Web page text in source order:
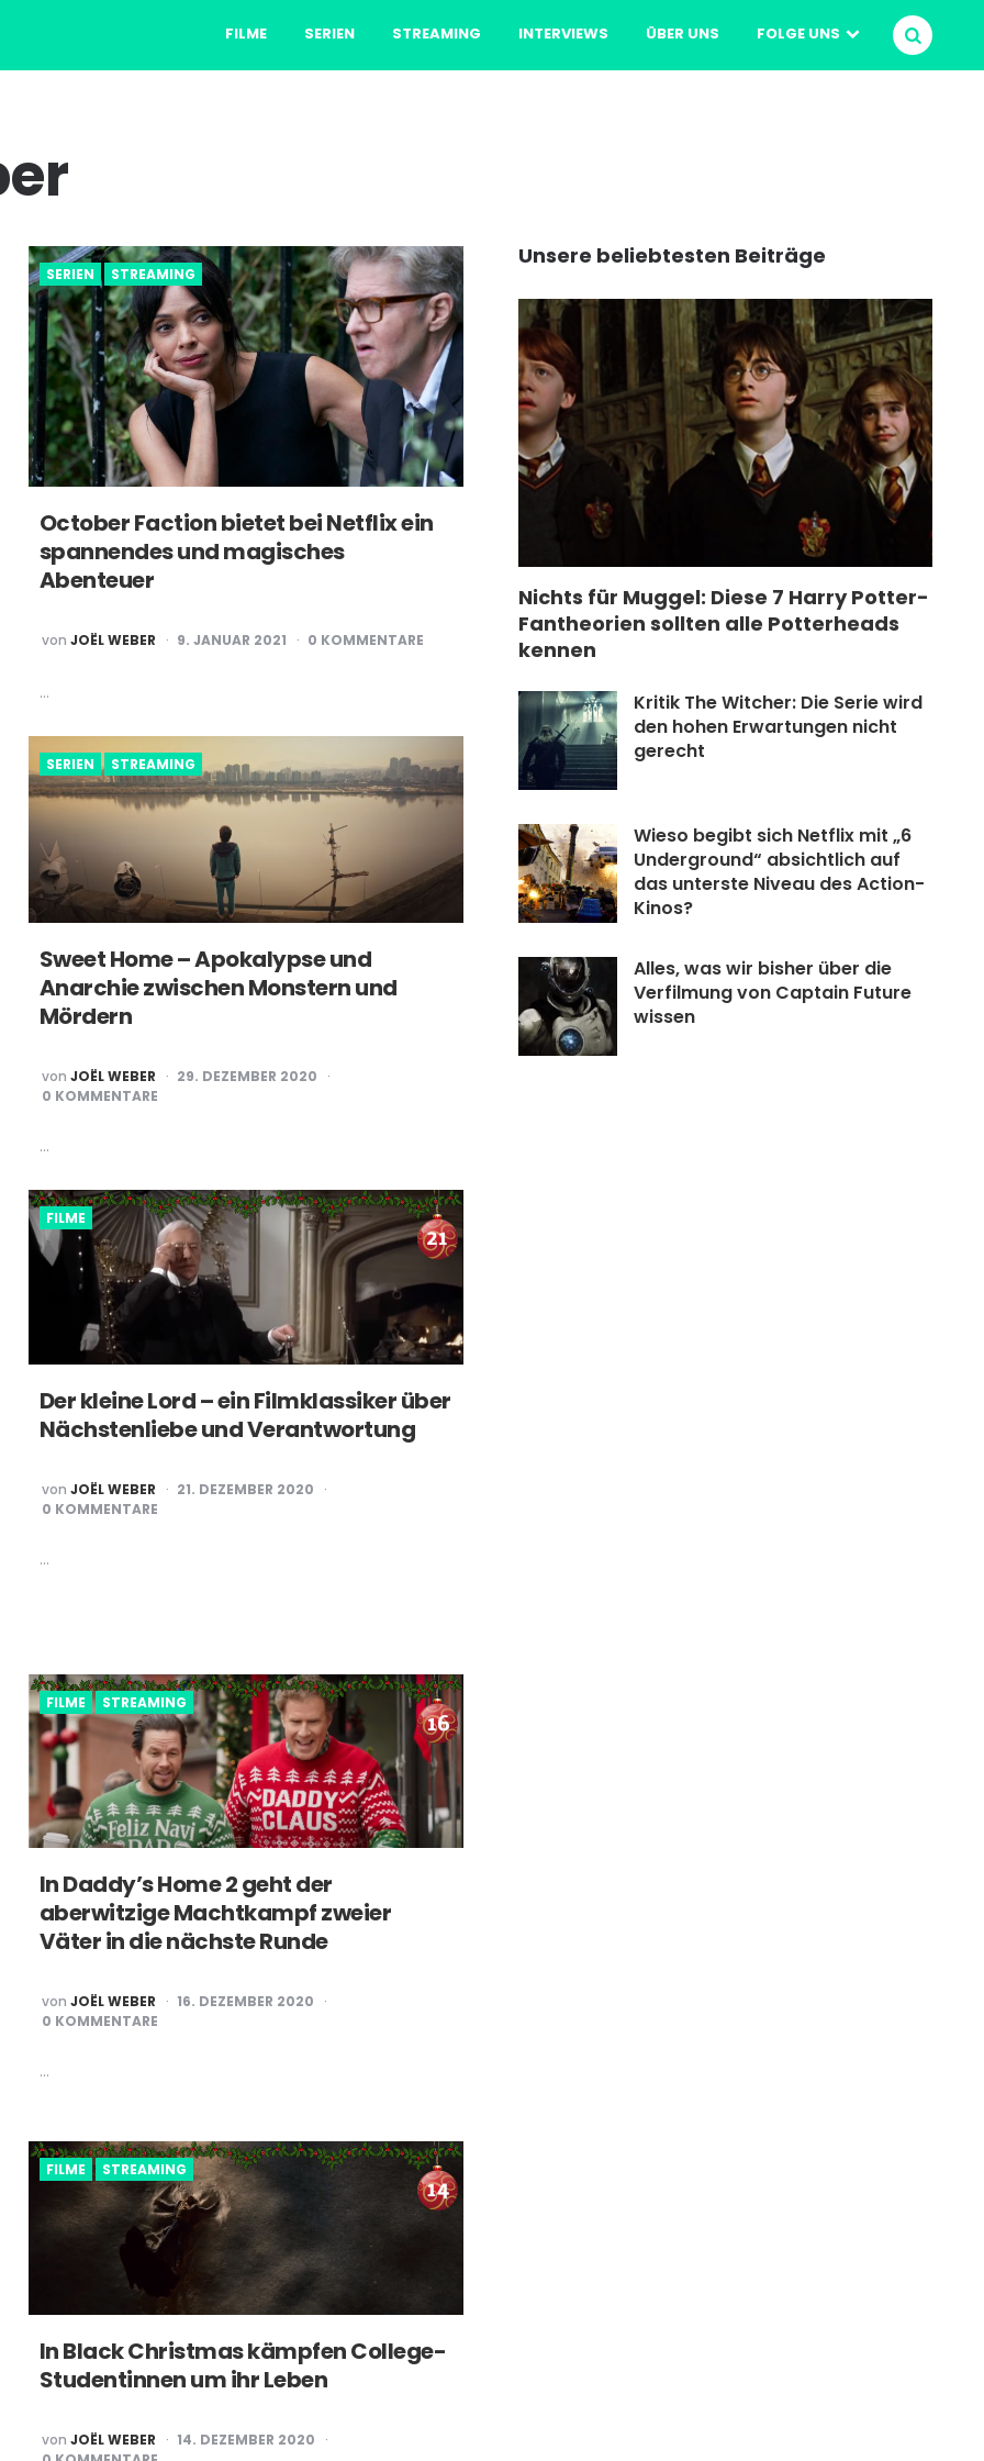
FILME SERIEN STREAMING INTERVIEWS ÜBER UNS
FOLGE UNS
SUCHEN
SERIEN STREAMING
October Faction bietet bei Netflix ein
spannendes und magisches
Abenteuer
POSTED
BY
von JOËL WEBER 9. JANUAR 2021 0 KOMMENTARE
…
SERIEN STREAMING
Sweet Home – Apokalypse und
Anarchie zwischen Monstern und
Mördern
POSTED
BY
von JOËL WEBER
29. DEZEMBER 2020
0 KOMMENTARE
…
FILME
Der kleine Lord – ein Filmklassiker über
Nächstenliebe und Verantwortung
POSTED
BY
von JOËL WEBER
21. DEZEMBER 2020
0 KOMMENTARE
…
FILME STREAMING
In Daddy’s Home 2 geht der
aberwitzige Machtkampf zweier
Väter in die nächste Runde
POSTED
BY
von JOËL WEBER
16. DEZEMBER 2020
0 KOMMENTARE
…
FILME STREAMING
In Black Christmas kämpfen College-
Studentinnen um ihr Leben
POSTED
BY
von JOËL WEBER
14. DEZEMBER 2020
Unsere beliebtesten Beiträge
Nichts für Muggel: Diese 7 Harry Potter-
Fantheorien sollten alle Potterheads
kennen
Kritik The Witcher: Die Serie wird
den hohen Erwartungen nicht
gerecht
Wieso begibt sich Netflix mit „6
Underground“ absichtlich auf
das unterste Niveau des Action-
Kinos?
Alles, was wir bisher über die
Verfilmung von Captain Future
wissen